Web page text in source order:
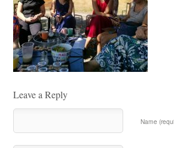
Leave a Reply
Name